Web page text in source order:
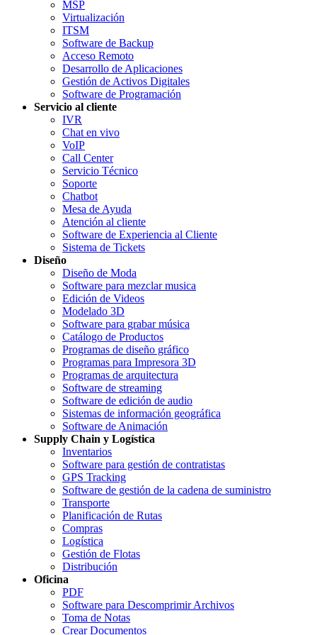
MSP
Virtualización
ITSM
Software de Backup
Acceso Remoto
Desarrollo de Aplicaciones
Gestión de Activos Digitales
Software de Programación
Servicio al cliente
IVR
Chat en vivo
VoIP
Call Center
Servicio Técnico
Soporte
Chatbot
Mesa de Ayuda
Atención al cliente
Software de Experiencia al Cliente
Sistema de Tickets
Diseño
Diseño de Moda
Software para mezclar musica
Edición de Videos
Modelado 3D
Software para grabar música
Catálogo de Productos
Programas de diseño gráfico
Programas para Impresora 3D
Programas de arquitectura
Software de streaming
Software de edición de audio
Sistemas de información geográfica
Software de Animación
Supply Chain y Logística
Inventarios
Software para gestión de contratistas
GPS Tracking
Software de gestión de la cadena de suministro
Transporte
Planificación de Rutas
Compras
Logística
Gestión de Flotas
Distribución
Oficina
PDF
Software para Descomprimir Archivos
Toma de Notas
Crear Documentos